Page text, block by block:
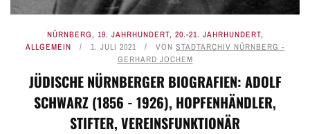
NÜRNBERG, 19. JAHRHUNDERT, 20.-21. JAHRHUNDERT,
ALLGEMEIN
1. JULI 2021 VON STADTARCHIV NÜRNBERG -
GERHARD JOCHEM
JÜDISCHE NÜRNBERGER BIOGRAFIEN: ADOLF
SCHWARZ (1856 - 1926), HOPFENHÄNDLER,
STIFTER, VEREINSFUNKTIONÄR